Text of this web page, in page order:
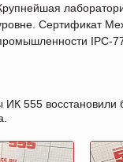
Сертификат
IPC-
ИК 555